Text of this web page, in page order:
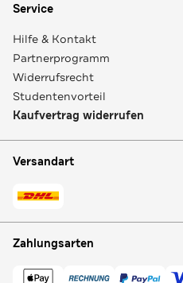
Service
Hilfe & Kontakt
Partnerprogramm
Widerrufsrecht
Studentenvorteil
Kaufvertrag widerrufen
Versandart
Zahlungsarten